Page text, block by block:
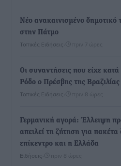
Νέο ανακαινισμένο δημοτικό
στην Πάτμο
Τοπικές Ειδήσεις πριν 7 ώρες
Οι συναντήσεις που είχε
Ρόδο ο Πρέσβης της
Τοπικές Ειδήσεις πριν 8 ώρες
Γερμανική αγορά: Έλλειψη
απειλεί τη ζήτηση για
επίκεντρο και η Ελλάδα
Ειδήσεις πριν 8 ώρες